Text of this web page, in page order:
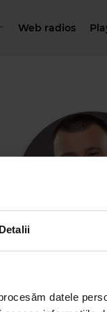
Detalii
datele
Web radios